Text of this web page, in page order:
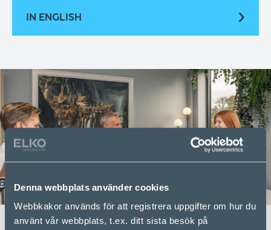
Denna webbplats använder cookies
Webbkakor används för att registrera uppgifter om hur du
använt vår webbplats, t.ex. ditt sista besök på
IN ENGLISH